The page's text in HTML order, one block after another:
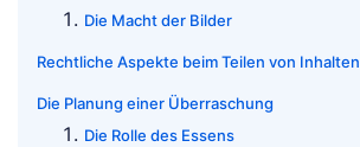
Die Macht der Bilder
Rechtliche Aspekte beim Teilen von Inhalten
Die Planung einer Überraschung
Die Rolle des Essens